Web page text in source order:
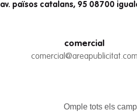
av. països catalans, 95 08700
comercial
comercial@areapublicitat.com
Omple tots els